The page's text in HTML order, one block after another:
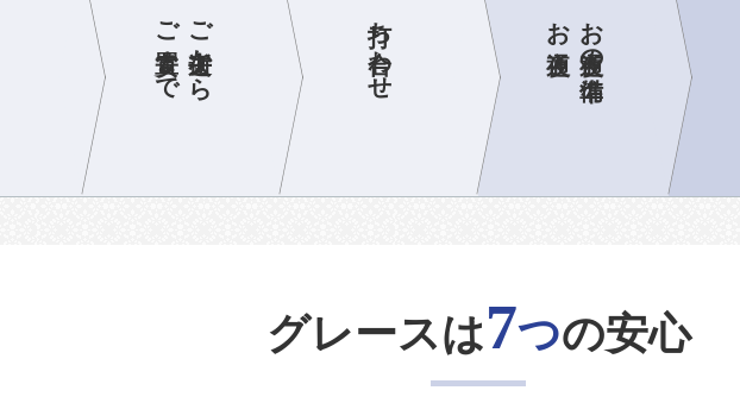
ご逝去から
ご安置まで 打ち合わせ お通夜の準備
お通夜
グレースは7つの安心